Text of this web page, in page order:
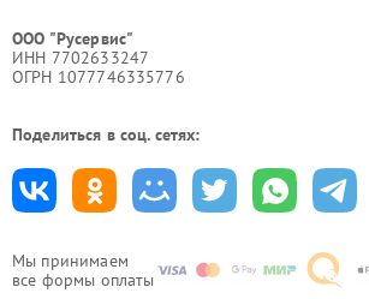
Мы принимаем
все формы оплаты
ООО "Русервис"
ИНН 7702633247
ОГРН 1077746335776
Поделиться в соц. сетях: